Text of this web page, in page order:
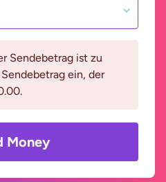
Sendebetrag ist zu
ein, der
Money